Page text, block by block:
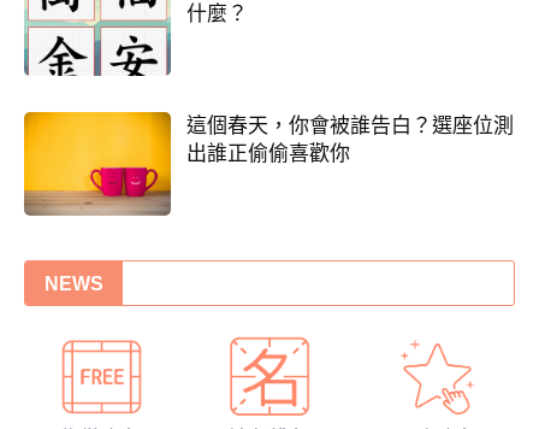
什麼？
這個春天，你會被誰告白？選座位測
出誰正偷偷喜歡你
NEWS
你們前世是哪種星宿關係？今生有好結果
嗎？
張盛舒大師，詳批你的一生命運！
你們的命盤合嗎？適合當夫妻？批婚配指數
他的戀愛意圖全洞悉
錢途低迷！如何翻身轉運？揭開你的發財大
我們緣分已盡了嗎？